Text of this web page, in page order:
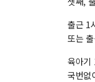
출근 1
또는
육아기
국번없